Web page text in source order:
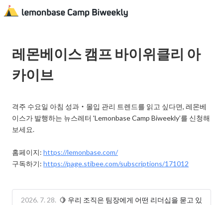
레몬베이스 캠프 바이위클리 아
카이브
격주 수요일 아침 성과・몰입 관리 트렌드를 읽고 싶다면, 레몬베
이스가 발행하는 뉴스레터 'Lemonbase Camp Biweekly'를 신청해
보세요.
홈페이지: https://lemonbase.com/
구독하기: https://page.stibee.com/subscriptions/171012
2026. 7. 28. 🍋 우리 조직은 팀장에게 어떤 리더십을 묻고 있